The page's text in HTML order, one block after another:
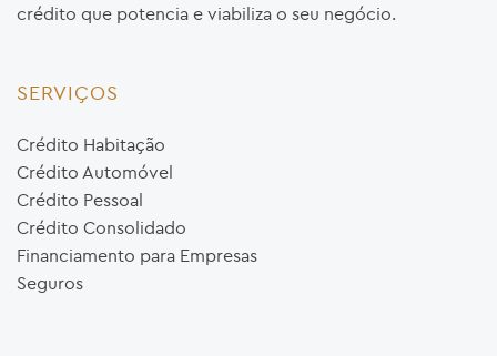
crédito que potencia e viabiliza o seu negócio.
SERVIÇOS
Crédito Habitação
Crédito Automóvel
Crédito Pessoal
Crédito Consolidado
Financiamento para Empresas
Seguros